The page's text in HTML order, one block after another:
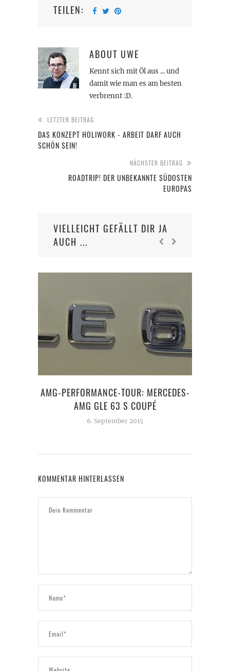
TEILEN:
ABOUT UWE
Kennt sich mit Öl aus ... und
damit wie man es am besten
verbrennt :D.
LETZTER BEITRAG
DAS KONZEPT HOLIWORK - ARBEIT DARF AUCH
SCHÖN SEIN!
NÄCHSTER BEITRAG
ROADTRIP! DER UNBEKANNTE SÜDOSTEN
EUROPAS
VIELLEICHT GEFÄLLT DIR JA
AUCH ...
AMG-PERFORMANCE-TOUR: MERCEDES-
AMG GLE 63 S COUPÉ
6. September 2015
KOMMENTAR HINTERLASSEN